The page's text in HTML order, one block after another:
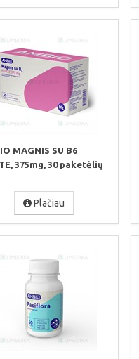
MAGNIS SU B6
375mg, 30 paketėlių
Plačiau